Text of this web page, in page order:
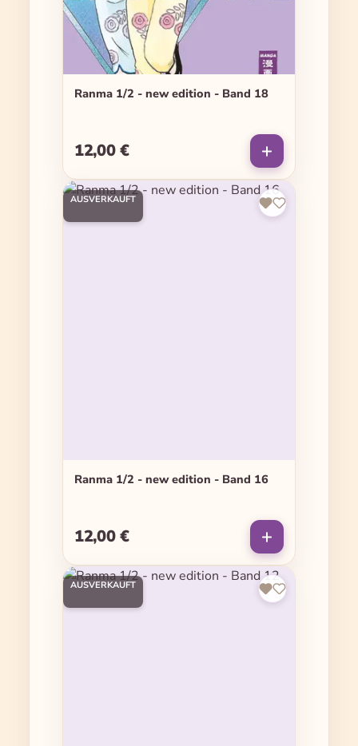
Ranma 1/2 - new edition - Band 18
Regulärer Preis:
12,00 €
AUSVERKAUFT
Ranma 1/2 - new edition - Band 16
Regulärer Preis:
12,00 €
AUSVERKAUFT